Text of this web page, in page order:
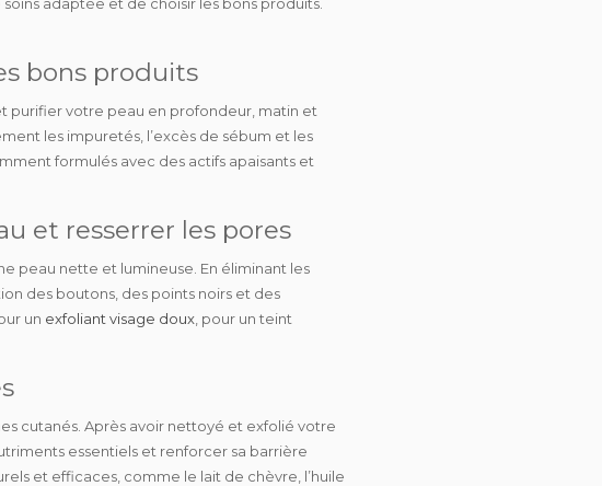
bons produits
purifiervotre peau en profondeur, matin et
les impuretés, l’excès de sébum et les
formulés avec des actifs apaisants et
et resserrer les pores
peau nette et lumineuse. En éliminant les
des boutons, des points noirs et des
un exfoliant visage doux , pour un teint
cutanés. Après avoir nettoyé et exfolié votre
essentiels et renforcer sa barrière
et efficaces, comme le lait de chèvre, l’huile